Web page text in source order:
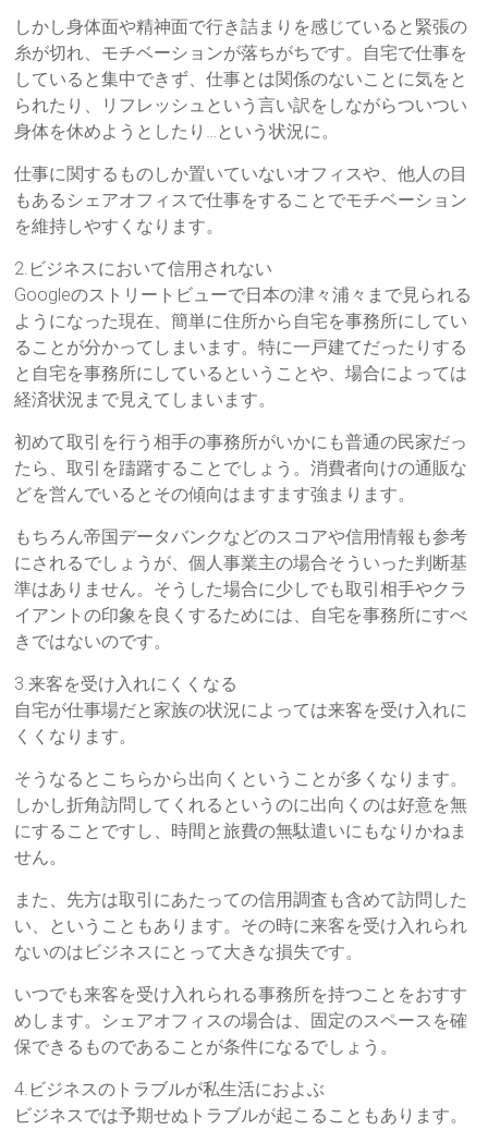
しかし身体面や精神面で行き詰まりを感じていると緊張の
糸が切れ、モチベーションが落ちがちです。自宅で仕事を
していると集中できず、仕事とは関係のないことに気をと
られたり、リフレッシュという言い訳をしながらついつい
身体を休めようとしたり…という状況に。
仕事に関するものしか置いていないオフィスや、他人の目
もあるシェアオフィスで仕事をすることでモチベーション
を維持しやすくなります。
2.ビジネスにおいて信用されない
Googleのストリートビューで日本の津々浦々まで見られる
ようになった現在、簡単に住所から自宅を事務所にしてい
ることが分かってしまいます。特に一戸建てだったりする
と自宅を事務所にしているということや、場合によっては
経済状況まで見えてしまいます。
初めて取引を行う相手の事務所がいかにも普通の民家だっ
たら、取引を躊躇することでしょう。消費者向けの通販な
どを営んでいるとその傾向はますます強まります。
もちろん帝国データバンクなどのスコアや信用情報も参考
にされるでしょうが、個人事業主の場合そういった判断基
準はありません。そうした場合に少しでも取引相手やクラ
イアントの印象を良くするためには、自宅を事務所にすべ
きではないのです。
3.来客を受け入れにくくなる
自宅が仕事場だと家族の状況によっては来客を受け入れに
くくなります。
そうなるとこちらから出向くということが多くなります。
しかし折角訪問してくれるというのに出向くのは好意を無
にすることですし、時間と旅費の無駄遣いにもなりかねま
せん。
また、先方は取引にあたっての信用調査も含めて訪問した
い、ということもあります。その時に来客を受け入れられ
ないのはビジネスにとって大きな損失です。
いつでも来客を受け入れられる事務所を持つことをおすす
めします。シェアオフィスの場合は、固定のスペースを確
保できるものであることが条件になるでしょう。
4.ビジネスのトラブルが私生活におよぶ
ビジネスでは予期せぬトラブルが起こることもあります。